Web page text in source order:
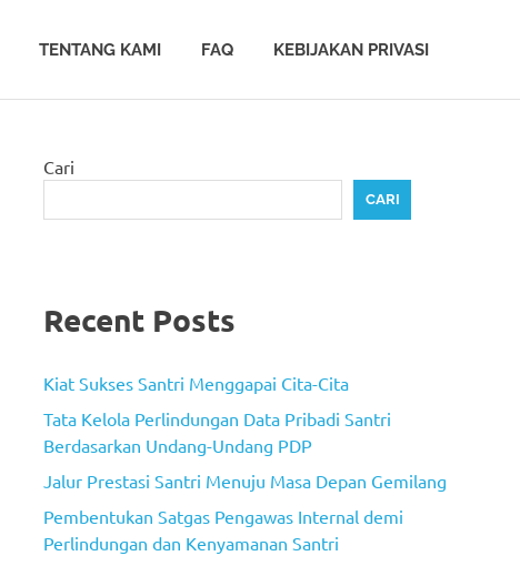
TENTANG KAMI FAQ KEBIJAKAN PRIVASI
Cari
CARI
Recent Posts
Kiat Sukses Santri Menggapai Cita-Cita
Tata Kelola Perlindungan Data Pribadi Santri
Berdasarkan Undang-Undang PDP
Jalur Prestasi Santri Menuju Masa Depan Gemilang
Pembentukan Satgas Pengawas Internal demi
Perlindungan dan Kenyamanan Santri